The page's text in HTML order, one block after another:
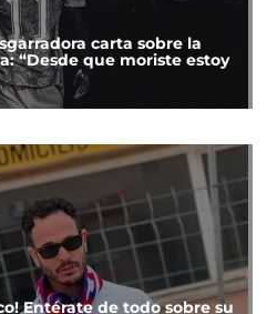
carta sobre la
“Desde que moriste estoy
Entérate de todo sobre su